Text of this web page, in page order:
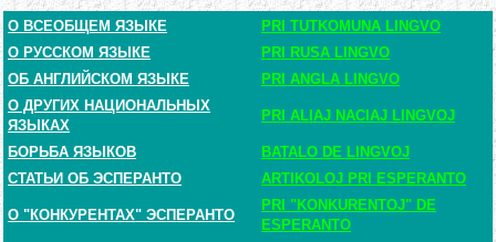
О ВСЕОБЩЕМ ЯЗЫКЕ
PRI TUTKOMUNA LINGVO
О РУССКОМ ЯЗЫКЕ
PRI RUSA LINGVO
ОБ АНГЛИЙСКОМ ЯЗЫКЕ
PRI ANGLA LINGVO
О ДРУГИХ НАЦИОНАЛЬНЫХ
ЯЗЫКАХ
PRI ALIAJ NACIAJ LINGVOJ
БОРЬБА ЯЗЫКОВ
BATALO DE LINGVOJ
СТАТЬИ ОБ ЭСПЕРАНТО
ARTIKOLOJ PRI ESPERANTO
О "КОНКУРЕНТАХ" ЭСПЕРАНТО
PRI "KONKURENTOJ" DE
ESPERANTO